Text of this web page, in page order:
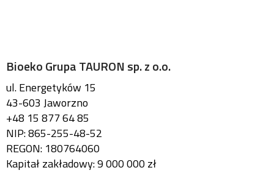
Bioeko Grupa TAURON sp. z o.o.
ul. Energetyków 15
43-603 Jaworzno
+48 15 877 64 85
NIP: 865-255-48-52
REGON: 180764060
Kapitał zakładowy: 9 000 000 zł